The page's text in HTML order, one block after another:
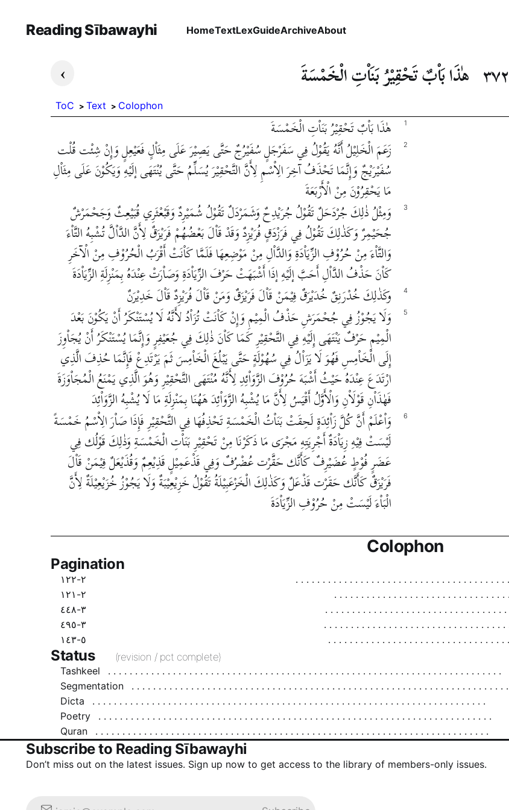
Reading Sībawayhi HomeTextLexGuideArchiveAbout
› ٣٧٢ هٰذَا بَاْبٌ تَحْقِيْرُ بَنَاْتِ الْخَمْسَةَ
ToC Text Colophon
هٰذَا بَاْبٌ تَحْقِيْرُ بَنَاْتِ الْخَمْسَةَ
1
زَعَمَ الْخَلِيْلُ أَنَّهُ يَقُوْلُ فِي سَفَرْجَلٍ سُفَيْرُجٌ حَتَّى يَصِيْرَ عَلَى مِثَاْلٍ فَعَيْعِلٍ وَإِنْ شِئْت قُلْت
سُفَيْرَيْجٌ وَإِنَّمَا تَحْذَفُ آخِرَ الِاْسْمِ لِأَنَّ التَّحْقِيْرَ يُسَلِّمُ حَتَّى يُنْتَهَى إلَيْهِ وَيَكُوْنَ عَلَى مِثَاْلِ
مَا يَحْقِرُوْنَ مِنْ الْأَرْبَعَةَ
2
وَمِثْلُ ذٰلِكَ جُرْدَحَلٌ تَقُوْلُ جُرَيْدِحٌ وَشَمَرْدَلٌ تَقُوْلُ شُمَيْرِدٌ وَقَبْعْثَرِي قُبَيْعِثٌ وَجَحْمَرْشٌ
جُحَيْمِرٌ وَكَذٰلِكَ تَقُوْلُ فِي فَرَزْدَقٍ فُرَيْزِدٌ وَقَدْ قَاْلَ بَعْضُهُمْ فَرَيْزَقٌ لِأَنَّ الدَّاْلَّ تُشْبِهُ التَّاْءَ
وَالتَّاْءَ مِنْ حُرُوْفِ الزِّيَاْدَةِ وَالدَّاْلِ مِنْ مَوْضِعِهَا فَلَمَّا كَاْنَتْ أَقْرَبُ الْحُرُوْفِ مِنْ الْآخَرِ
كَاْنَ حَذْفُ الدَّاْلِ أَحَبَّ إلَيْهِ إذَا أَشْبَهَتْ حَرْفَ الزِّيَاْدَةِ وَصَاْرَتْ عِنْدَهُ بِمَنْزِلَةِ الزِّيَاْدَةَ
3
وكَذٰلِكَ خُدْرَنِقٌ خُدَيْرَقٌ فِيْمَنْ قَاْلَ فَرَيْزَقٌ وَمَنْ قَاْلَ فُرَيْزِدٌ قَاْلَ خَدِيْرَنٌ 4
وَلَا يَجُوْزُ فِي جُحْمَرَشِ حَذْفُ الْمِيْمِ وَإِنْ كَاْنَتْ تُزَاْدُ لأَنَّهُ لَا يُسْتَنْكَرُ أَنْ يَكُوْنَ بَعْدَ
الْمِيْمِ حَرْفٌ يَنْتَهَى إِلَيْهِ فِي التَّحْقِيْرِ كَمَا كَاْنَ ذٰلِكَ فِي جُعَيْفِرٍ وَإِنَّمَا يُسْتَنْكَرُ أَنْ يُجَاْوِزَ
إِلَى الْخَاْمِسِ فَهُوَ لَا يَزَاْلُ فِي سُهُوْلَةٍ حَتَّى يَبْلُغَ الْخَاْمِسَ ثَمَ يَرْتَدِعْ فَإِنَّمَا حُذِفَ الَّذِي
ارْتَدَعَ عِنْدَهُ حَيْثُ أَشْبَهَ حُرُوْفَ الزَّوَاْئِدِ لِأَنَّهُ مُنْتَهَى التَّحْقِيْرِ وَهُوَ الَّذِي يَمْنَعُ الْمُجَاْوَزَةَ
فَهٰذَاْنِ قَوْلَاْنِ وَالْأَوَّلُ أَقْيَسُ لِأَنَّ مَا يُشْبِهُ الزَّوَاْئِدَ هَهُنَا بِمَنْزِلَةِ مَا لَا يُشْبِهُ الزَّوَاْئِدَ
5
وَاْعْلَمْ أَنَّ كُلَّ زَاْئِدَةٍ لَحِقَتْ بَنَاْتُ الْخَمْسَةِ تَحْذِفُهَا فِي التَّحْقِيْرِ فَإِذَا صَاْرَ الِاْسْمُ خَمْسَةً
لَيْسَتْ فِيْهِ زِيَاْدَةٌ أَجْرِيَتِهِ مَجْرَى مَا ذَكَرْنَا مِنْ تَحْقِيْرِ بَنَاْتِ الْخَمْسَةِ وَذٰلِكَ قَوْلُك فِي
عَضَرٍ فُوْطٍ عُضَيْرِفٌ كَأَنَّك حَقَّرْت عُضْرُفٌ وَفِي قَذْعَمِيْلٍ قَذِيْعِمٌ وَقُذَيْعَلٌ فِيْمَنْ قَاْلَ
فَرَيْزَقٌ كَأَنَّك حَقَرْت قَذْعَلٌ وَكَذٰلِكَ الْخَزْعَبِيْلَةُ تَقُوْلُ خَزِيْعِيْبَةٌ وَلَا يَجُوْزُ خُزَيْعِيْلَةٌ لِأَنَّ
الْبَاْءَ لَيْسَتْ مِنْ حُرُوْفِ الزِّيَاْدَةَ
6
Colophon
Pagination
٢-١٢٢
٢-١٢١
٣-٤٤٨
٣-٤٩٥
٥-١٤٣
Status
(revision / pct complete)
Tashkeel
Segmentation
Dicta
Poetry
Quran
Subscribe to Reading Sībawayhi
Don’t miss out on the latest issues. Sign up now to get access to the library of members-only issues.